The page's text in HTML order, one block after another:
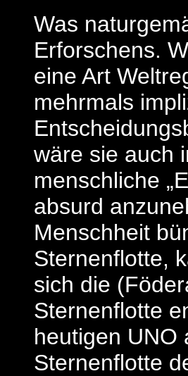
Was
Erforschens.
eine Art
mehrmals
wäre sie auch
menschliche
absurd
Menschheit
Sternenflotte,
sich die
Sternenflotte
heutigen UNO
Sternenflotte